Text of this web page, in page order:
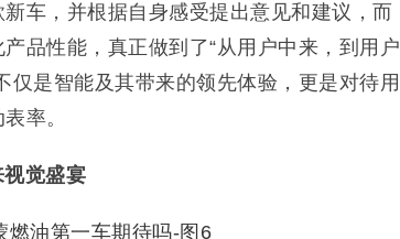
车，并根据自身感受提出意见和建议，而
品性能，真正做到了“从用户中来，到用户
仅是智能及其带来的领先体验，更是对待用
率。
觉盛宴